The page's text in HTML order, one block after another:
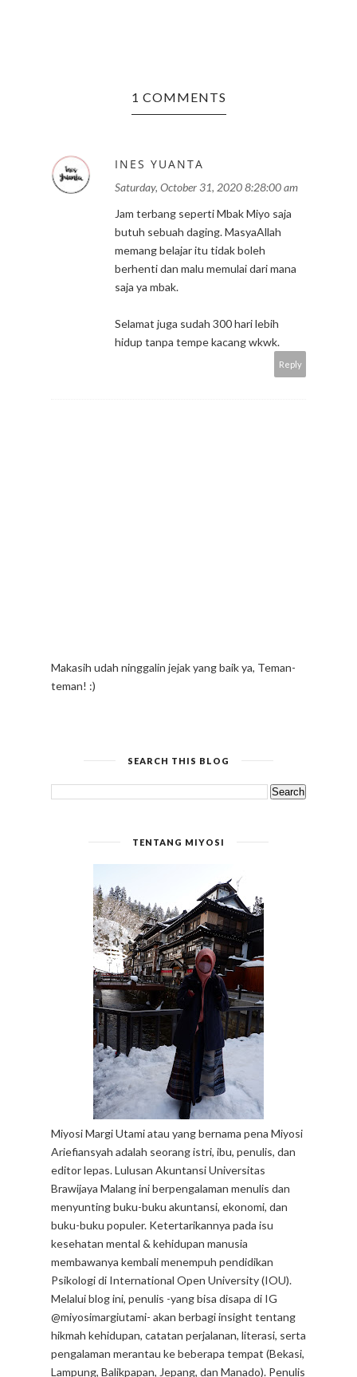
1 COMMENTS
INES YUANTA
Saturday, October 31, 2020 8:28:00 am
Jam terbang seperti Mbak Miyo saja
butuh sebuah daging. MasyaAllah
memang belajar itu tidak boleh
berhenti dan malu memulai dari mana
saja ya mbak.
Selamat juga sudah 300 hari lebih
hidup tanpa tempe kacang wkwk.
Reply
Makasih udah ninggalin jejak yang baik ya, Teman-
teman! :)
SEARCH THIS BLOG
TENTANG MIYOSI
Miyosi Margi Utami atau yang bernama pena Miyosi
Ariefiansyah adalah seorang istri, ibu, penulis, dan
editor lepas. Lulusan Akuntansi Universitas
Brawijaya Malang ini berpengalaman menulis dan
menyunting buku-buku akuntansi, ekonomi, dan
buku-buku populer. Ketertarikannya pada isu
kesehatan mental & kehidupan manusia
membawanya kembali menempuh pendidikan
Psikologi di International Open University (IOU).
Melalui blog ini, penulis -yang bisa disapa di IG
@miyosimargiutami- akan berbagi insight tentang
hikmah kehidupan, catatan perjalanan, literasi, serta
pengalaman merantau ke beberapa tempat (Bekasi,
Lampung, Balikpapan, Jepang, dan Manado). Penulis